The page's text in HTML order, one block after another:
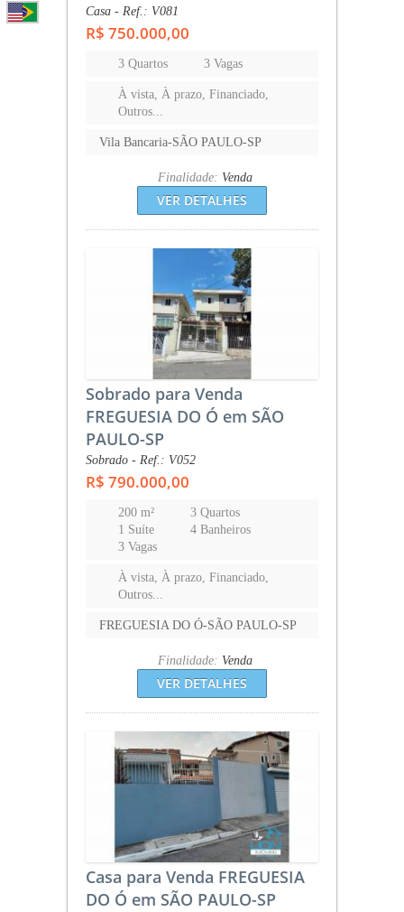
Casa - Ref.: V081
R$ 750.000,00
3 Quartos 3 Vagas
À vista, À prazo, Financiado,
Outros...
Vila Bancaria-SÃO PAULO-SP
Finalidade: Venda
VER DETALHES
Sobrado para Venda
FREGUESIA DO Ó em SÃO
PAULO-SP
Sobrado - Ref.: V052
R$ 790.000,00
200 m²
3 Quartos
1 Suíte
4 Banheiros
3 Vagas
À vista, À prazo, Financiado,
Outros...
FREGUESIA DO Ó-SÃO PAULO-SP
Finalidade: Venda
VER DETALHES
Casa para Venda FREGUESIA
DO Ó em SÃO PAULO-SP